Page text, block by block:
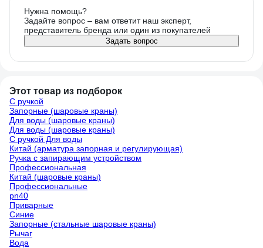
Нужна помощь?
Задайте вопрос – вам ответит наш эксперт,
представитель бренда или один из покупателей
Задать вопрос
Этот товар из подборок
С ручкой
Запорные (шаровые краны)
Для воды (шаровые краны)
Для воды (шаровые краны)
С ручкой Для воды
Китай (арматура запорная и регулирующая)
Ручка с запирающим устройством
Профессиональная
Китай (шаровые краны)
Профессиональные
pn40
Приварные
Синие
Запорные (стальные шаровые краны)
Рычаг
Вода